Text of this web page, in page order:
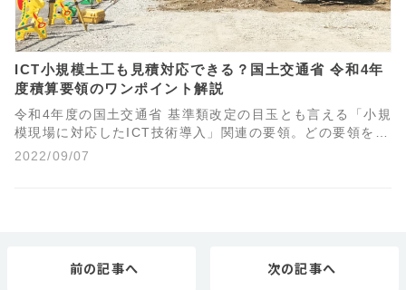
ICT小規模土工も見積対応できる？国土交通省 令和4年
度積算要領のワンポイント解説
令和4年度の国土交通省 基準類改定の目玉とも言える「小規
模現場に対応したICT技術導入」関連の要領。どの要領をど
のように参考すればいいのかがわからないというお問合せ
2022/09/07
前の記事へ 次の記事へ